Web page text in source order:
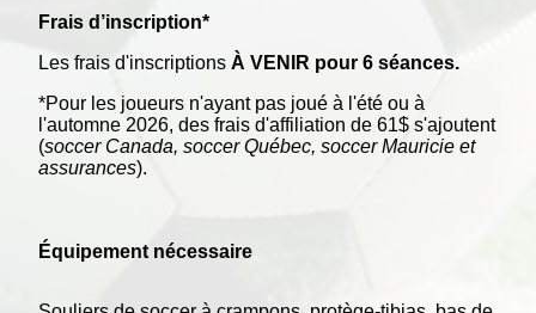
Frais d’inscription*
Les frais d'inscriptions À VENIR pour 6 séances.
*Pour les joueurs n'ayant pas joué à l'été ou à
l'automne 2026, des frais d'affiliation de 61$ s'ajoutent
(soccer Canada, soccer Québec, soccer Mauricie et
assurances).
Équipement nécessaire